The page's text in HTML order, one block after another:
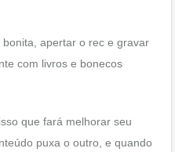
apertar o rec e gravar
com livros e bonecos
que fará melhorar seu
puxa o outro, e quando